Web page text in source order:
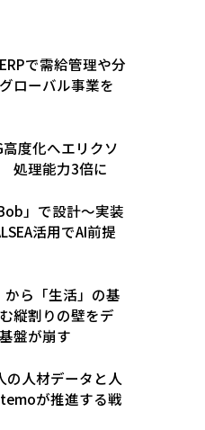
で需給管理や分
ローバル事業を
度化へエリクソ
処理能力3倍に
」で設計〜実装
活用でAI前提
ら「生活」の基
縦割りの壁をデ
盤が崩す
の人材データと人
が推進する戦